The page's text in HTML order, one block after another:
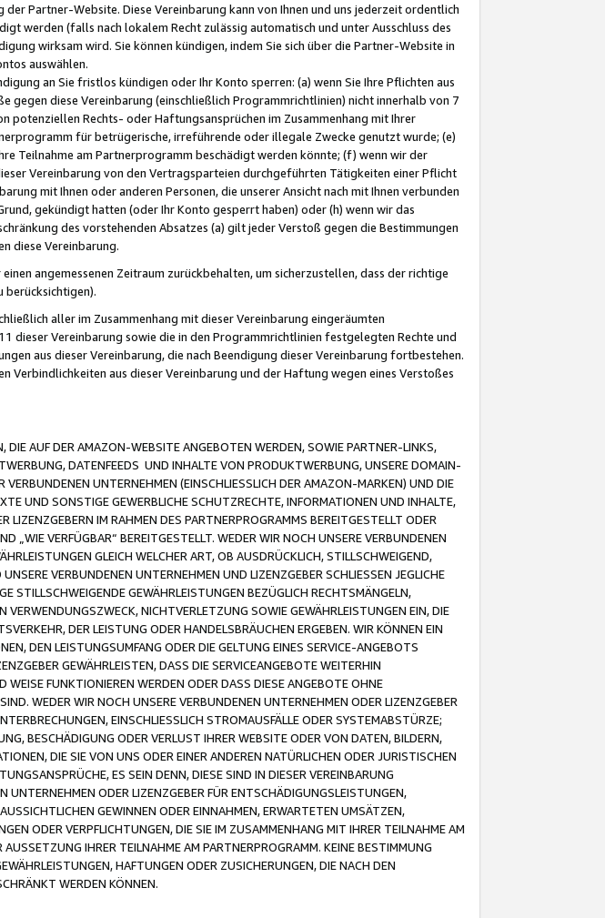
Partner-Website. Diese Vereinbarung kann von Ihnen und uns jederzeit ordentlich
werden (falls nach lokalem Recht zulässig automatisch und unter Ausschluss des
wirksam wird. Sie können kündigen, indem Sie sich über die Partner-Website in
auswählen.
an Sie fristlos kündigen oder Ihr Konto sperren: (a) wenn Sie Ihre Pflichten aus
gegen diese Vereinbarung (einschließlich Programmrichtlinien) nicht innerhalb von 7
potenziellen Rechts- oder Haftungsansprüchen im Zusammenhang mit Ihrer
für betrügerische, irreführende oder illegale Zwecke genutzt wurde; (e)
Teilnahme am Partnerprogramm beschädigt werden könnte; (f) wenn wir der
Vereinbarung von den Vertragsparteien durchgeführten Tätigkeiten einer Pflicht
mit Ihnen oder anderen Personen, die unserer Ansicht nach mit Ihnen verbunden
gekündigt hatten (oder Ihr Konto gesperrt haben) oder (h) wenn wir das
des vorstehenden Absatzes (a) gilt jeder Verstoß gegen die Bestimmungen
diese Vereinbarung.
angemessenen Zeitraum zurückbehalten, um sicherzustellen, dass der richtige
berücksichtigen).
aller im Zusammenhang mit dieser Vereinbarung eingeräumten
dieser Vereinbarung sowie die in den Programmrichtlinien festgelegten Rechte und
aus dieser Vereinbarung, die nach Beendigung dieser Vereinbarung fortbestehen.
aus dieser Vereinbarung und der Haftung wegen eines Verstoßes
AUF DER AMAZON-WEBSITE ANGEBOTEN WERDEN, SOWIE PARTNER-LINKS,
DATENFEEDS UND INHALTE VON PRODUKTWERBUNG, UNSERE DOMAIN-
UNTERNEHMEN (EINSCHLIESSLICH DER AMAZON-MARKEN) UND DIE
UND SONSTIGE GEWERBLICHE SCHUTZRECHTE, INFORMATIONEN UND INHALTE,
IM RAHMEN DES PARTNERPROGRAMMS BEREITGESTELLT ODER
„WIE VERFÜGBAR“ BEREITGESTELLT. WEDER WIR NOCH UNSERE VERBUNDENEN
GLEICH WELCHER ART, OB AUSDRÜCKLICH, STILLSCHWEIGEND,
VERBUNDENEN UNTERNEHMEN UND LIZENZGEBER SCHLIESSEN JEGLICHE
STILLSCHWEIGENDE GEWÄHRLEISTUNGEN BEZÜGLICH RECHTSMÄNGELN,
NICHTVERLETZUNG SOWIE GEWÄHRLEISTUNGEN EIN, DIE
DER LEISTUNG ODER HANDELSBRÄUCHEN ERGEBEN. WIR KÖNNEN EIN
DEN LEISTUNGSUMFANG ODER DIE GELTUNG EINES SERVICE-ANGEBOTS
GEWÄHRLEISTEN, DASS DIE SERVICEANGEBOTE WEITERHIN
FUNKTIONIEREN WERDEN ODER DASS DIESE ANGEBOTE OHNE
WEDER WIR NOCH UNSERE VERBUNDENEN UNTERNEHMEN ODER LIZENZGEBER
EINSCHLIESSLICH STROMAUSFÄLLE ODER SYSTEMABSTÜRZE;
BESCHÄDIGUNG ODER VERLUST IHRER WEBSITE ODER VON DATEN, BILDERN,
DIE SIE VON UNS ODER EINER ANDEREN NATÜRLICHEN ODER JURISTISCHEN
ES SEIN DENN, DIESE SIND IN DIESER VEREINBARUNG
UNTERNEHMEN ODER LIZENZGEBER FÜR ENTSCHÄDIGUNGSLEISTUNGEN,
GEWINNEN ODER EINNAHMEN, ERWARTETEN UMSÄTZEN,
ODER VERPFLICHTUNGEN, DIE SIE IM ZUSAMMENHANG MIT IHRER TEILNAHME AM
IHRER TEILNAHME AM PARTNERPROGRAMM. KEINE BESTIMMUNG
HAFTUNGEN ODER ZUSICHERUNGEN, DIE NACH DEN
WERDEN KÖNNEN.